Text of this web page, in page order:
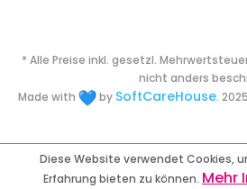
* Alle Preise inkl. gesetzl.
nicht anders
Made with
by SoftCareHouse.
Diese Website verwendet Cookies,
Erfahrung bieten zu können. Mehr